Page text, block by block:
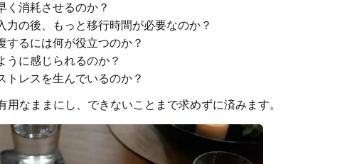
く消耗させるのか？
力の後、もっと移行時間が必要なのか？
するには何が役立つのか？
うに感じられるのか？
トレスを生んでいるのか？
用なままにし、できないことまで求めずに済みます。